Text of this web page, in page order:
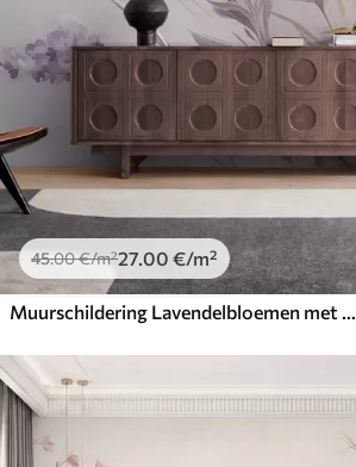
45.00€/m²27.00 €/m²
Muurschildering Lavendelbloemen met lange stelen en bladeren, kunstwerk met een zachte pastelachtige textuur